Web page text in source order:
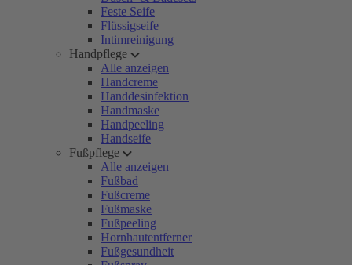
Feste Seife
Flüssigseife
Intimreinigung
Handpflege
Alle anzeigen
Handcreme
Handdesinfektion
Handmaske
Handpeeling
Handseife
Fußpflege
Alle anzeigen
Fußbad
Fußcreme
Fußmaske
Fußpeeling
Hornhautentferner
Fußgesundheit